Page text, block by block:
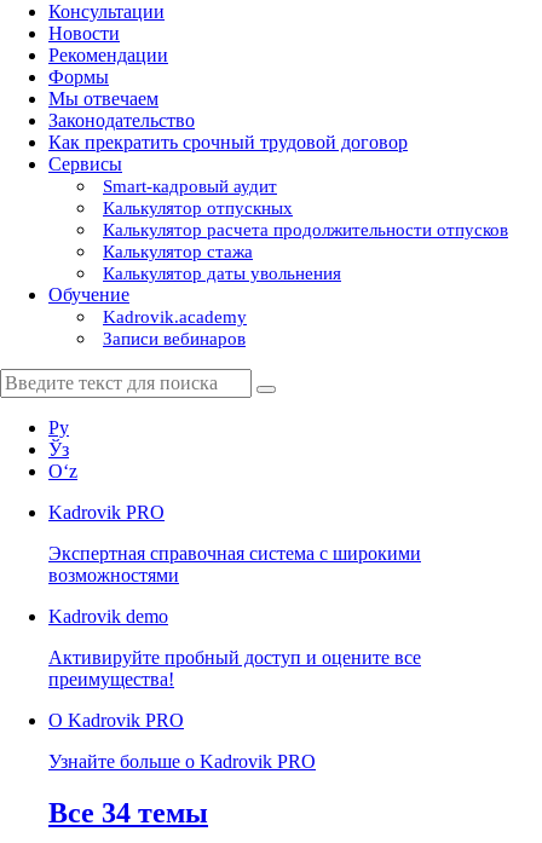
Консультации
Новости
Рекомендации
Формы
Мы отвечаем
Законодательство
Как прекратить срочный трудовой договор
Сервисы
Smart-кадровый аудит
Калькулятор отпускных
Калькулятор расчета продолжительности отпусков
Калькулятор стажа
Калькулятор даты увольнения
Обучение
Kadrovik.academy
Записи вебинаров
Ру
Ўз
Oʻz
Kadrovik PRO
Экспертная справочная система с широкими
возможностями
Kadrovik demo
Активируйте пробный доступ и оцените все
преимущества!
О Kadrovik PRO
Узнайте больше о Kadrovik PRO
Все 34 темы